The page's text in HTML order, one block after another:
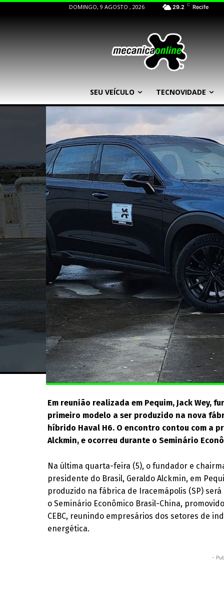
DOMINGO, 9 AGOSTO , 2026 29.2 C Recife
SEU VEÍCULO TECNOVIDADE
Em reunião realizada em Pequim, Jack Wey,
primeiro modelo a ser produzido na nova
híbrido Haval H6. O encontro contou com a
Alckmin, e ocorreu durante o Seminário
Na última quarta-feira (5), o fundador e
presidente do Brasil, Geraldo Alckmin, em
produzido na fábrica de Iracemápolis (SP)
o Seminário Econômico Brasil-China,
CEBC, reunindo empresários dos setores de
energética.
-